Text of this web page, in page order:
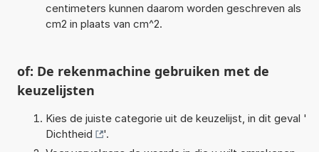
centimeters kunnen daarom worden geschreven als
cm2 in plaats van cm^2.
of: De rekenmachine gebruiken met de
keuzelijsten
Kies de juiste categorie uit de keuzelijst, in dit geval '
Dichtheid
'.